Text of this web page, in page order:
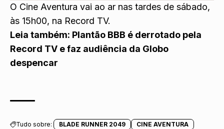
O Cine Aventura vai ao ar nas tardes de sábado,
às 15h00, na Record TV.
Leia também: Plantão BBB é derrotado pela
Record TV e faz audiência da Globo
despencar
Tudo sobre: BLADE RUNNER 2049
CINE AVENTURA